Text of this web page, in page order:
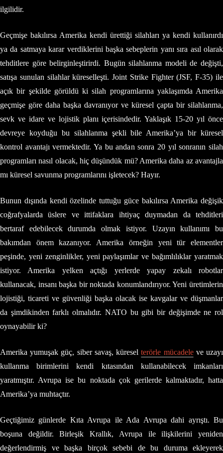
ilgilidir.
Geçmişe bakılırsa Amerika kendi ürettiği silahları ya kendi kullanırdı
ya da satmaya karar verdiklerini başka sebeplerin yanı sıra asıl olarak
tehditlere göre belirginleştirirdi. Bugün silahlanma modeli de değişti,
satışa sunulan silahlar küreselleşti. Joint Strike Fighter (JSF, F-35) ile
açık bir şekilde görüldü ki silah programlarına yaklaşımda Amerika
geçmişe göre daha başka davranıyor ve küresel çapta bir silahlanma,
sevk ve idare ve lojistik planı içerisindedir. Yaklaşık 15-20 yıl önce
devreye koyduğu bu silahlanma şekli bile Amerika’ya bir küresel
kontrol avantajı vermektedir. Ya bu andan sonra 20 yıl sonranın silah
programları nasıl olacak, hiç düşündük mü? Amerika daha az avantajla
mı küresel savunma programlarını işletecek? Hayır.
Bunun dışında kendi özelinde tuttuğu güce bakılırsa Amerika değişik
coğrafyalarda üslere ve ittifaklara ihtiyaç duymadan da tehditleri
bertaraf edebilecek durumda olmak istiyor. Uzayın kullanımı bu
bakımdan önem kazanıyor. Amerika örneğin yeni tür elementler
peşinde, yeni zenginlikler, yeni paylaşımlar ve bağımlılıklar yaratmak
istiyor. Amerika yelken açtığı yerlerde yapay zekalı robotlar
kullanacak, insanı başka bir noktada konumlandırıyor. Yeni üretimlerin
lojistiği, ticareti ve güvenliği başka olacak ise kavgalar ve düşmanlar
da şimdikinden farklı olmalıdır. NATO bu gibi bir değişimde ne rol
oynayabilir ki?
Amerika yumuşak güç, siber savaş, küreselterörle mücadeleve uzayı
kullanma birimlerini kendi kıtasından kullanabilecek imkanları
yaratmıştır. Avrupa ise bu noktada çok gerilerde kalmaktadır, hatta
Amerika’ya muhtaçtır.
Geçtiğimiz günlerde Kıta Avrupa ile Ada Avrupa dahi ayrıştı. Bu
boşuna değildir. Birleşik Krallık, Avrupa ile ilişkilerini yeniden
değerlendirmiş ve başka birçok sebebi de bu duruma ekleyerek